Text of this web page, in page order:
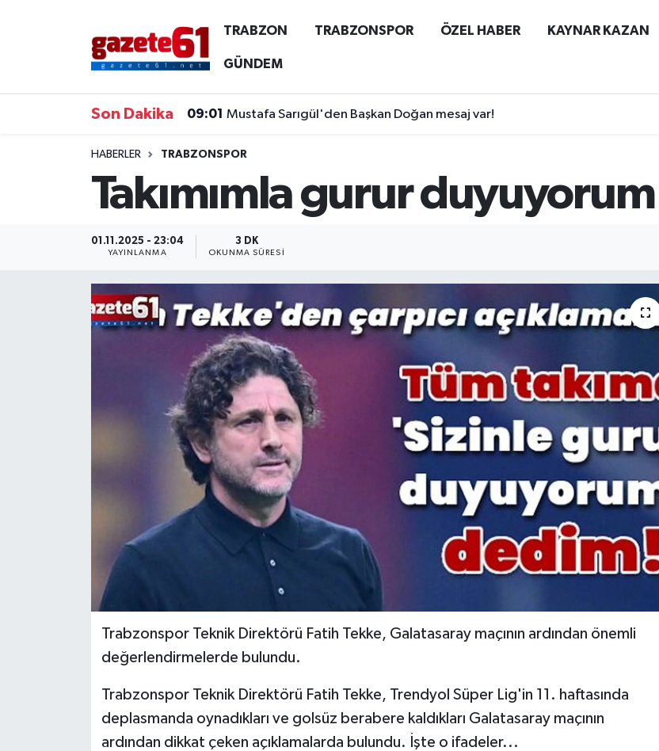
TRABZON TRABZONSPOR ÖZEL HABER KAYNAR KAZAN
GÜNDEM
Son Dakika 09:01 Mustafa Sarıgül'den Başkan Doğan mesaj var!
HABERLER TRABZONSPOR
Takımımla gurur duyuyorum
01.11.2025 - 23:04
YAYINLANMA
3 DK
OKUNMA SÜRESI
Trabzonspor Teknik Direktörü Fatih Tekke, Galatasaray maçının ardından önemli
değerlendirmelerde bulundu.
Trabzonspor Teknik Direktörü Fatih Tekke, Trendyol Süper Lig'in 11. haftasında
deplasmanda oynadıkları ve golsüz berabere kaldıkları Galatasaray maçının
ardından dikkat çeken açıklamalarda bulundu. İşte o ifadeler...
TRABZON
KAYNAR KAZAN
Trabzon Nöbetçi Eczaneler
Trabzon Trafik Yoğunluk Haritası
Son Dakika Haberleri